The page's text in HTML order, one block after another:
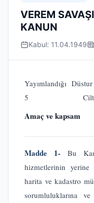
VEREM
KANUN
Kabul: 11.04.1949
5 Cilt :
Amaç ve kapsam
Madde 1-Bu
hizmetlerinin yerine
harita ve kadastro
sorumluluklarına